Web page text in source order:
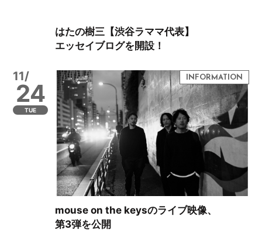
はたの樹三【渋谷ラママ代表】
エッセイブログを開設！
11/
24
TUE
mouse on the keysのライブ映像、
第3弾を公開